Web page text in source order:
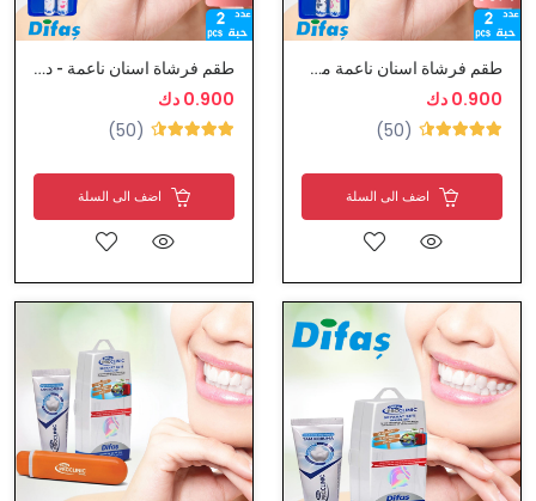
طقم فرشاة اسنان ناعمة من ديفاس
0.900 دك
(50)
اضف الى السلة
طقم فرشاة اسنان ناعمة - ديفاس
0.900 دك
(50)
اضف الى السلة